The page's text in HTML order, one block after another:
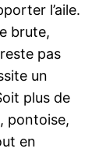
l’aile.
brute,
pas
un
plus de
pontoise,
en